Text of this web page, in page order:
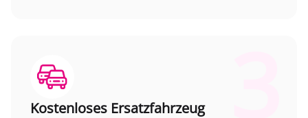
Kostenloses Ersatzfahrzeug